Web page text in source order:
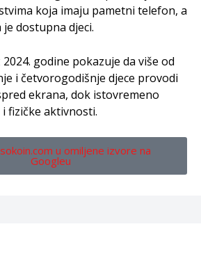
koja imaju pametni telefon, a
dostupna djeci.
godine pokazuje da više od
i četvorogodišnje djece provodi
ekrana, dok istovremeno
fizičke aktivnosti.
u omiljene izvore na
Googleu